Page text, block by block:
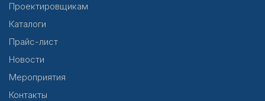
Проектировщикам
Каталоги
Прайс-лист
Новости
Мероприятия
Контакты